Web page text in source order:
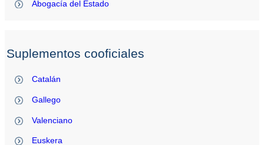
Abogacía del Estado
Suplementos cooficiales
Catalán
Gallego
Valenciano
Euskera